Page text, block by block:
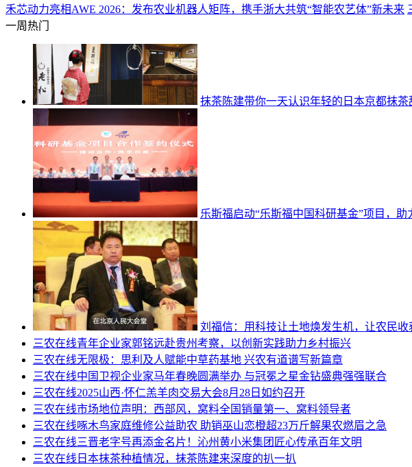
禾芯动力亮相AWE 2026：发布农业机器人矩阵，携手浙大共筑“智能农艺体”新未来
一周热门
抹茶陈建带你一天认识年轻的日本京都抹
乐斯福启动“乐斯福中国科研基金”项目，
刘福信：用科技让土地焕发生机，让农民收
三农在线青年企业家郭铭远赴贵州考察，以创新实践助力乡村振兴
三农在线无限极：思利及人赋能中草药基地 兴农有道谱写新篇章
三农在线中国卫视企业家马年春晚圆满举办 与冠冕之星金钻盛典强强联合
三农在线2025山西·怀仁羔羊肉交易大会8月28日如约召开
三农在线市场地位声明：西部风，窝料全国销量第一、窝料领导者
三农在线啄木鸟家庭维修公益助农 助销巫山恋橙超23万斤解果农燃眉之急
三农在线三晋老字号再添金名片！沁州黄小米集团匠心传承百年文明
三农在线 日本抹茶种植情况，抹茶陈建来深度的扒一扒